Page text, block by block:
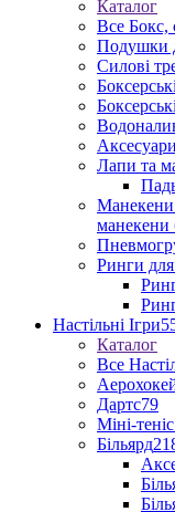
Каталог
Все Бокс,
Подушки
Силові
Лапи та
манекени
Ринги
Настільні Ігри
Каталог
Все
Дартс79
Міні-теніс
Більярд